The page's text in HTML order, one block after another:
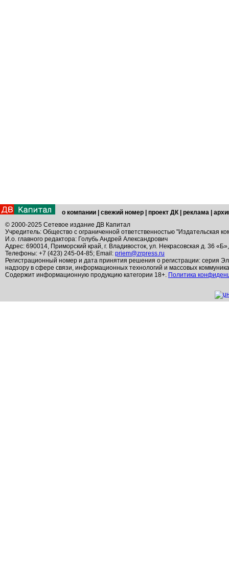
о компании свежий номер проект ДК реклама
© 2000-2025 Сетевое издание ДВ Капитал
Учредитель: Общество с ограниченной ответственностью "Издательская
И.о. главного редактора: Голубь Андрей Александрович
Адрес: 690014, Приморский край, г. Владивосток, ул. Некрасовская д. 36
Телефоны: +7 (423) 245-04-85; Email: priem@zrpress.ru
Регистрационный номер и дата принятия решения о регистрации: серия
надзору в сфере связи, информационных технологий и массовых
Содержит информационную продукцию категории 18+. Политика